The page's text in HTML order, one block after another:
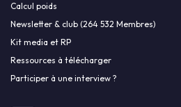
Calcul poids
Newsletter & club (264 532 Membres)
Kit media et RP
Ressources à télécharger
Participer à une interview ?